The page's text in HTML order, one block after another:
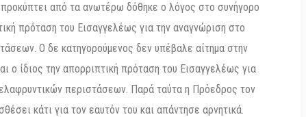
από τα ανωτέρω δόθηκε ο λόγος στο συνήγορο
πρόταση του Εισαγγελέως για την αναγνώριση στο
Ο δε κατηγορούμενος δεν υπέβαλε αίτημα στην
ο ίδιος την απορριπτική πρόταση του Εισαγγελέως για
περιστάσεων. Παρά ταύτα η Πρόεδρος τον
κάτι για τον εαυτόν του και απάντησε αρνητικά.